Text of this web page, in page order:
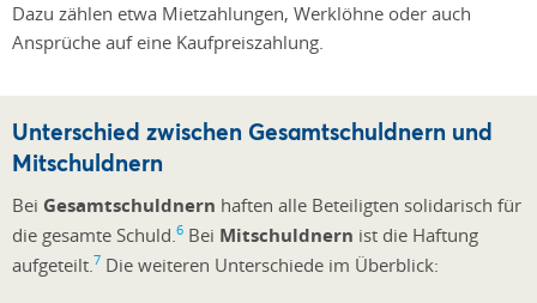
Dazu zählen etwa Mietzahlungen, Werklöhne oder auch
Ansprüche auf eine Kaufpreiszahlung.
Unterschied zwischen Gesamtschuldnern und
Mitschuldnern
Bei Gesamtschuldnern haften alle Beteiligten solidarisch für
die gesamte Schuld. 6 Bei Mitschuldnern ist die Haftung
aufgeteilt. 7 Die weiteren Unterschiede im Überblick: